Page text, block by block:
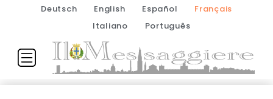
Deutsch English Español
Français
Italiano
Português